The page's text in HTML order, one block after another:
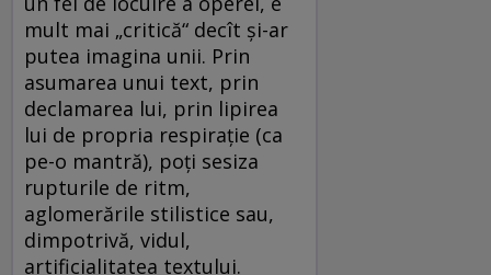
mult mai „critică“ decît şi-ar
putea imagina unii. Prin
asumarea unui text, prin
declamarea lui, prin lipirea
lui de propria respiraţie (ca
pe-o mantră), poţi sesiza
rupturile de ritm,
aglomerările stilistice sau,
dimpotrivă, vidul,
artificialitatea textului.